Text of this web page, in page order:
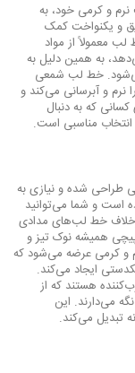
و کرمی خود، به
و یکنواخت کمک
معمولاً از مواد
به همین دلیل به
خط لب شمعی
نرم و آبرسانی می‌کند و
که به دنبال
مناسبی است.
شده و نیازی به
است و شما می‌توانید
خط لب‌های مدادی
همیشه نوک تیز و
و کرمی عرضه می‌شود که
ایجاد می‌کند.
هستند که از
می‌دارند. این
تبدیل می‌کند.